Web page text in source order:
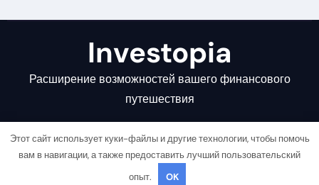
Investopia
Расширение возможностей вашего финансового
путешествия
Copyright © All rights reserved |
Этот сайт использует куки-файлы и другие технологии, чтобы помочь
вам в навигации, а также предоставить лучший пользовательский
опыт.
OK